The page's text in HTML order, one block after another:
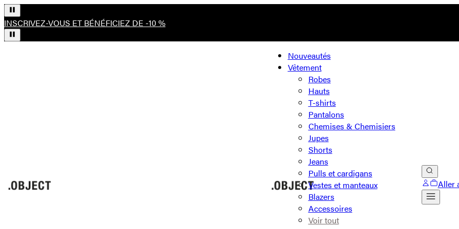
INSCRIVEZ-VOUS ET BÉNÉFICIEZ DE -10 %
Nouveautés
Vêtement
Robes
Hauts
T-shirts
Pantalons
Chemises & Chemisiers
Jupes
Shorts
Jeans
Pulls et cardigans
Vestes et manteaux
Blazers
Accessoires
Voir tout
Aller